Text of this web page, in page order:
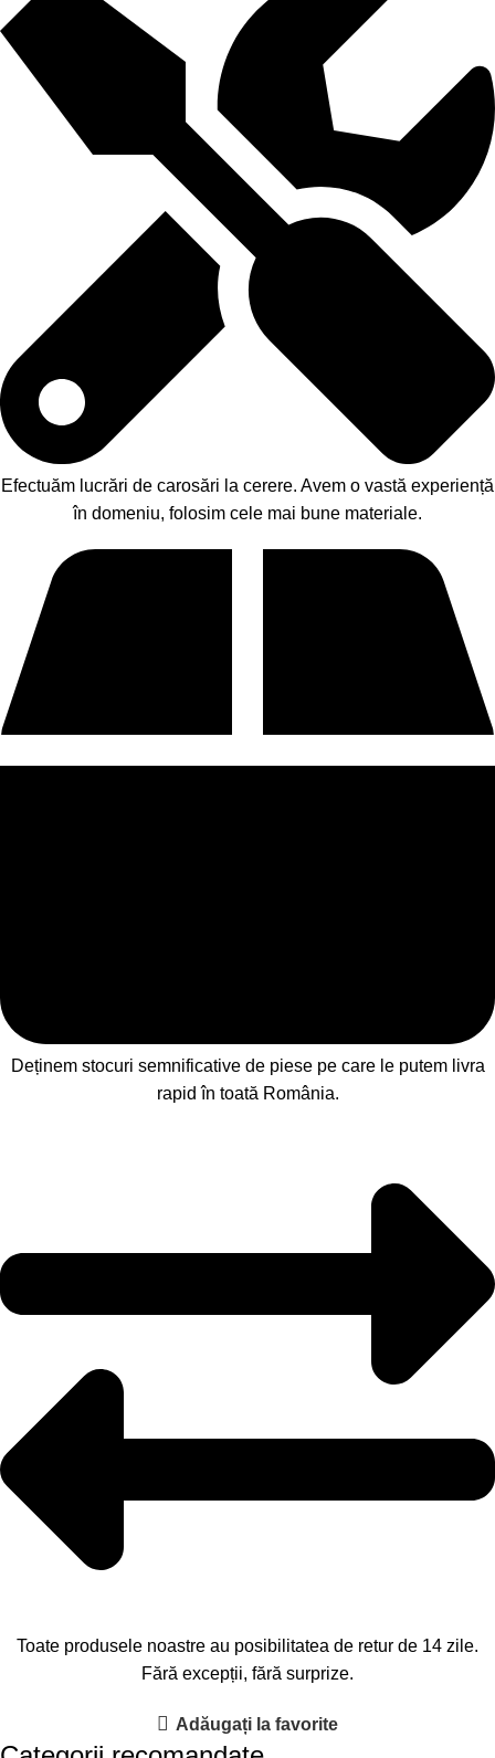
Efectuăm lucrări de carosări la cerere. Avem o vastă experiență
în domeniu, folosim cele mai bune materiale.
Deținem stocuri semnificative de piese pe care le putem livra
rapid în toată România.
Toate produsele noastre au posibilitatea de retur de 14 zile.
Fără excepții, fără surprize.
Adăugați la favorite